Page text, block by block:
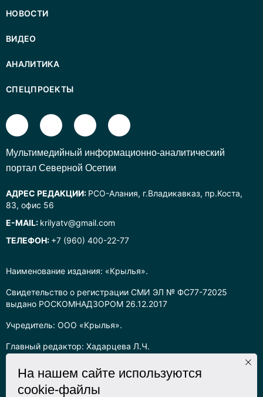
Наименование издания: «Крылья».
Свидетельство о регистрации СМИ ЭЛ № ФС77-72025
выдано РОСКОМНАДЗОРОМ 26.12.2017
Учредитель: ООО «Крылья».
Главный редактор: Хадарцева Л.Ч.
Информация на сайте предназначена для лиц старше 16 лет.
Все права на любые материалы, опубликованные на сайте,
НОВОСТИ
ВИДЕО
АНАЛИТИКА
СПЕЦПРОЕКТЫ
Mультимедийный информационно-аналитический
портал Северной Осетии
АДРЕС РЕДАКЦИИ: РСО-Алания, г.Владикавказ, пр.Коста,
83, офис 56
E-MAIL: krilyatv@gmail.com
ТЕЛЕФОН: +7 (960) 400-22-77
На нашем сайте используются
cookie-файлы